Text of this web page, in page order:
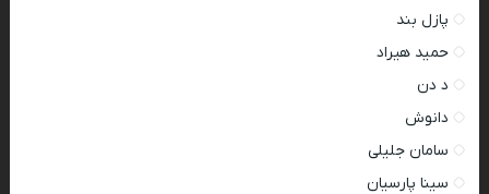
پازل بند
حمید هیراد
د دن
دانوش
سامان جلیلی
سینا پارسیان